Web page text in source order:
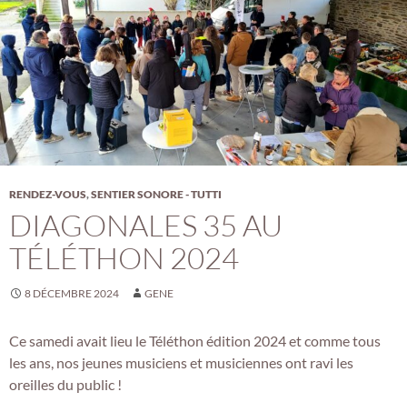
RENDEZ-VOUS,SENTIER SONORE - TUTTI
DIAGONALES 35 AU
TÉLÉTHON 2024
8 DÉCEMBRE 2024 GENE
Ce samedi avait lieu le Téléthon édition 2024 et comme tous
les ans, nos jeunes musiciens et musiciennes ont ravi les
oreilles du public !